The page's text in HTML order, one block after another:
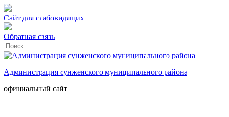
Сайт для слабовидящих
Обратная связь
Администрация сунженского муниципального района
официальный сайт